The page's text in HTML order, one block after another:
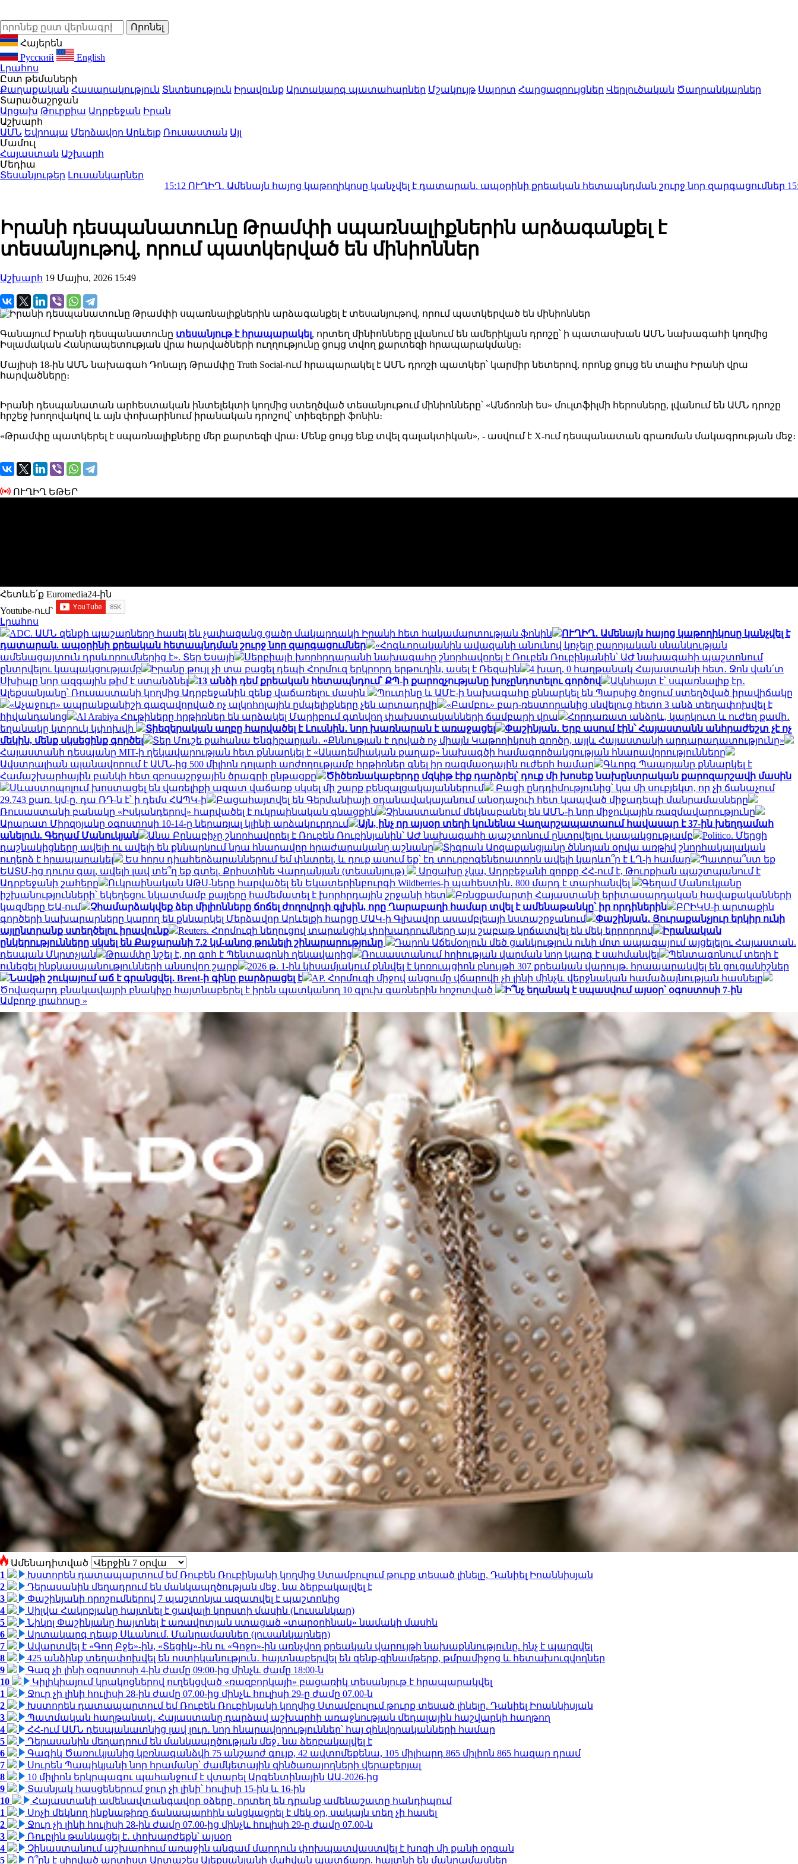
Հայերեն
Русский
English
Լրահոս
Ըստ թեմաների
Քաղաքական Հասարակություն Տնտեսություն Իրավունք Արտակարգ պատահարներ Մշակույթ Սպորտ Հարցազրույցներ Վերլուծական Ծաղրանկարներ
Տարածաշրջան
Արցախ Թուրքիա Ադրբեջան Իրան
Աշխարհ
ԱՄՆ Եվրոպա Մերձավոր Արևելք Ռուսաստան Այլ
Մամուլ
Հայաստան Աշխարհ
Մեդիա
Տեսանյութեր Լուսանկարներ
ՈՒՂԻՂ․ Ամենայն հայոց կաթողիկոսը կանչվել է դատարան. ապօրինի քրեական հետապնդման շուրջ նոր զարգացումներ15:10
Իրանի դեսպանատունը Թրամփի սպառնալիքներին արձագանքել է
տեսանյութով, որում պատկերված են մինիոններ
Աշխարհ 19 Մայիս, 2026 15:49
Գանայում Իրանի դեսպանատունը տեսանյութ է հրապարակել, որտեղ մինիոնները լվանում են ամերիկյան դրոշը՝ ի պատասխան ԱՄՆ նախագահի կողմից
Իսլամական Հանրապետության վրա հարվածների ուղղությունը ցույց տվող քարտեզի հրապարակմանը։
Մայիսի 18-ին ԱՄՆ նախագահ Դոնալդ Թրամփը Truth Social-ում հրապարակել է ԱՄՆ դրոշի պատկեր՝ կարմիր նետերով, որոնք ցույց են տալիս Իրանի վրա
հարվածները։
Իրանի դեսպանատան արհեստական ​​ինտելեկտի կողմից ստեղծված տեսանյութում մինիոնները՝ «Անճոռնի ես» մուլտֆիլմի հերոսները, լվանում են ԱՄՆ դրոշը
հրշեջ խողովակով և այն փոխարինում իրանական դրոշով՝ տիեզերքի ֆոնին։
«Թրամփը պատկերել է սպառնալիքները մեր քարտեզի վրա։ Մենք ցույց ենք տվել գալակտիկան», - ասվում է X-ում դեսպանատան գրառման մակագրության մեջ։
ՈՒՂԻՂ ԵԹԵՐ
Հետևե՛ք Euromedia24-ին
Youtube-ում`
Լրահոս
ADC. ԱՄՆ զենքի պաշարները հասել են չափազանց ցածր մակարդակի Իրանի հետ հակամարտության ֆոնին
ՈՒՂԻՂ․ Ամենայն հայոց կաթողիկոսը կանչվել է
դատարան. ապօրինի քրեական հետապնդման շուրջ նոր զարգացումներ
«Հոգևորականին ավազանի անունով կոչելը բարոյական սնանկության
ամենացայտուն դրսևորումներից է». Տեր Եսայի
Սերբիայի խորհրդարանի նախագահը շնորհավորել է Ռուբեն Ռուբինյանին՝ ԱԺ նախագահի պաշտոնում
ընտրվելու կապակցությամբ
Իրանը թույլ չի տա բացել դեպի Հորմուզ երկրորդ երթուղին, ասել է Ռեզաին
4 խաղ, 0 հաղթանակ Հայաստանի հետ․ Ջոն վան՛տ
Սխիպը նոր ազգային թիմ է ստանձնել
13 անձի դեմ քրեական հետապնդում՝ ՔՊ-ի քարոզչությանը խոչընդոտելու գործով
Ակնհայտ է՝ սպառնալիք էր․
Ալեքսանյանը՝ Ռուսաստանի կողմից Ադրբեջանին զենք վաճառելու մասին
Պուտինը և ԱՄԷ-ի նախագահը քննարկել են Պարսից ծոցում ստեղծված իրավիճակը
«Աչաջուր» ապրանքանիշի գազավորված ոչ ալկոհոլային ըմպելիքները չեն արտադրվի
«Բամբու» բար-ռեստորանից սնվելուց հետո 3 անձ տեղափոխվել է
հիվանդանոց
Al Arabiya Հութիները հրթիռներ են արձակել Մարիբում գտնվող փախստականների ճամբարի վրա
Հորդառատ անձրև, կարկուտ և ուժեղ քամի․
եղանակը կտրուկ կփոխվի
Տիեզերական աղբը հարվածել է Լուսնին․ նոր խառնարան է առաջացել
Փաշինյան․ Երբ ասում էին՝ Հայաստանն անհրաժեշտ չէ ոչ
մեկին, մենք սկսեցինք գործել
Տեր Մուշե քահանա Ենգիբարյան․ «Քննության է դրված ոչ միայն Կաթողիկոսի գործը, այլև Հայաստանի արդարադատությունը»
Հայաստանի դեսպանը MIT-ի ղեկավարության հետ քննարկել է «Ակադեմիական քաղաք» նախագծի համագործակցության հնարավորությունները
Ավստրալիան պլանավորում է ԱՄՆ-ից 500 միլիոն դոլարի արժողությամբ հրթիռներ գնել իր ռազմաօդային ուժերի համար
Գևորգ Պապոյանը քննարկել է
Համաշխարհային բանկի հետ զբոսաշրջային ծրագրի ընթացքը
Ծիծեռնակաբերդը մզկիթ էիք դարձրել՝ դուք մի խոսեք նախընտրական քարոզարշավի մասին
Սևաստոպոլում խոստացել են վառելիքի ազատ վաճառք սկսել մի շարք բենզալցակայաններում
Բացի ընդդիմությունից՝ կա մի սուբյեկտ, որ չի ճանաչում
29.743 քառ. կմ-ը. դա ՌԴ-ն է՝ ի դեմս ՀԱՊԿ-ի
Բացահայտվել են Գերմանիայի օդանավակայանում անօդաչուի հետ կապված միջադեպի մանրամասները
Ռուսաստանի բանակը «Իսկանդերով» հարվածել է ուկրաինական գնացքին
Չինաստանում մեկնաբանել են ԱՄՆ-ի նոր միջուկային ռազմավարությունը
Արարատ Միրզոյանը օգոստոսի 10-14-ը ներառյալ կլինի արձակուրդում
Այն, ինչ որ այսօր տեղի կունենա Վաղարշապատաում հավասար է 37-ին խեղդամահ
անելուն. Գեղամ Մանուկյան
Անա Բրնաբիչը շնորհավորել է Ռուբեն Ռուբինյանին՝ ԱԺ նախագահի պաշտոնում ընտրվելու կապակցությամբ
Politico. Մերցի
դաշնակիցները ավելի ու ավելի են քննարկում նրա հնարավոր հրաժարականը աշնանը
Տիգրան Արզաքանցյանը ծննդյան օրվա առթիվ շնորհակալական
ուղերձ է հրապարակել
Ես հորս դիահերձարաններում եմ փնտրել, և դուք ասում եք՝ էդ տուրբոգեներատորն ավելի կարևո՞ր է ԼՂ-ի համար
Պատրա՞ստ եք
ԵԱՏՄ-ից դուրս գալ, ավելի լավ տե՞ղ եք գտել. Քրիստինե Վարդանյան (տեսանյութ)
Արցախը չկա, Ադրբեջանի զորքը ՀՀ-ում է, Թուրքիան պաշտպանում է
Ադրբեջանի շահերը
Ուկրաինական ԱԹՍ-ները հարվածել են Եկատերինբուրգի Wildberries-ի պահեստին․ 800 մարդ է տարհանվել
Գեղամ Մանուկյանը
իշխանությունների՝ եկեղեցու նկատմամբ քայլերը համեմատել է խորհրդային շրջանի հետ
Բռնցքամարտի Հայաստանի երիտասարդական հավաքականների
կազմերը ԵԱ-ում
Չհամարձակվեք ձեր միլիոնները ճոճել ժողովրդի գլխին, որը Ղարաբաղի համար տվել է ամենաթանկը՝ իր որդիներին
ԲՐԻԿՍ-ի արտաքին
գործերի նախարարները կարող են քննարկել Մերձավոր Արևելքի հարցը ՄԱԿ-ի Գլխավոր ասամբլեայի նստաշրջանում
Փաշինյան․ Յուրաքանչյուր երկիր ունի
այլընտրանք ստեղծելու իրավունք
Reuters. Հորմուզի նեղուցով տարանցիկ փոխադրումները այս շաբաթ կրճատվել են մեկ երրորդով
Իրանական
ընկերությունները սկսել են Քաջարանի 7.2 կմ-անոց թունելի շինարարությունը
Դարոն Աճեմօղլուն մեծ ցանկություն ունի մոտ ապագայում այցելելու Հայաստան.
դեսպան Մկրտչյան
Թրամփը նշել է, որ գոհ է Պենտագոնի ղեկավարից Ռուսաստանում հղիության վարման նոր կարգ է սահմանվել
Պենտագոնում տեղի է
ունեցել ինքնասպանությունների անսովոր շարք
2026 թ. 1-ին կիսամյակում քննվել է կոռուպցիոն բնույթի 307 քրեական վարույթ. հրապարակվել են ցուցանիշներ
Նավթի շուկայում աճ է գրանցվել․ Brent-ի գինը բարձրացել է
AP. Հորմուզի միջով անցումը վճարովի չի լինի մինչև վերջնական համաձայնության հասնելը
Ծովազարդ բնակավայրի բնակիչը հայտնաբերել է իրեն պատկանող 10 գլուխ գառներին հոշոտված
Ի՞նչ եղանակ է սպասվում այսօր՝ օգոստոսի 7-ին
Ամբողջ լրահոսը »
Ամենադիտված
1
Խստորեն դատապարտում եմ Ռուբեն Ռուբինյանի կողմից Ստամբուլում թուրք տեսած լինելը. Դանիել Իոաննիսյան
2
Դերասանին մեղադրում են մանկապղծության մեջ․ նա ձերբակալվել է
3
Փաշինյանի որոշումներով 7 պաշտոնյա ազատվել է պաշտոնից
4
Սիլվա Հակոբյանը հայտնել է ցավալի կորստի մասին (Լուսանկար)
5
Նիկոլ Փաշինյանը հայտնել է առավոտյան ստացած «տարօրինակ» նամակի մասին
6
Արտակարգ դեպք Սևանում. Մանրամասներ (լուսանկարներ)
7
Ավարտվել է «Գող Բջե»-ին, «Տեցիկ»-ին ու «Գոջո»-ին առնչվող քրեական վարույթի նախաքննությունը. ինչ է պարզվել
8
425 անձինք տեղափոխվել են ոստիկանություն․ հայտնաբերվել են զենք-զինամթերք, թմրամիջոց և հետախուզվողներ
9
Գազ չի լինի օգոստոսի 4-ին ժամը 09:00-ից մինչև ժամը 18:00-ն
10
Կիլիկիայում կրակոցներով ուղեկցված «ռազբորկայի» բացառիկ տեսանյութ է հրապարակվել
1
Ջուր չի լինի հուլիսի 28-ին ժամը 07.00-ից մինչև հուլիսի 29-ը ժամը 07.00-ն
2
Խստորեն դատապարտում եմ Ռուբեն Ռուբինյանի կողմից Ստամբուլում թուրք տեսած լինելը. Դանիել Իոաննիսյան
3
Պատմական հաղթանակ․ Հայաստանը դարձավ աշխարհի առաջնության մեդալային հաշվարկի հաղթող
4
ՀՀ-ում ԱՄՆ դեսպանատնից լավ լուր․ նոր հնարավորություններ՝ հայ զինվորականների համար
5
Դերասանին մեղադրում են մանկապղծության մեջ․ նա ձերբակալվել է
6
Գագիկ Ծառուկյանից կբռնագանձվի 75 անշարժ գույք, 42 ավտոմեքենա, 105 միլիարդ 865 միլիոն 865 հազար դրամ
7
Սուրեն Պապիկյանի նոր հրամանը՝ ժամկետային զինծառայողների վերաբերյալ
8
10 միլիոն երկրպագու պահանջում է վտարել Արգենտինային ԱԱ-2026-ից
9
Տասնյակ հասցեներում ջուր չի լինի՝ հուլիսի 15-ին և 16-ին
10
Հայաստանի ամենավտանգավոր օձերը. որտեղ են դրանք ամենաշատը հանդիպում
1
Սոչի մեկնող ինքնաթիռը ճանապարհին անցկացրել է մեկ օր, սակայն տեղ չի հասել
2
Ջուր չի լինի հուլիսի 28-ին ժամը 07.00-ից մինչև հուլիսի 29-ը ժամը 07.00-ն
3
Ռուբլին թանկացել է․ փոխարժեքն՝ այսօր
4
Չինաստանում աշխարհում առաջին անգամ մարդուն փոխպատվաստվել է խոզի մի քանի օրգան
5
Ո՞րն է սիրված արտիստ Արտաշես Ալեքսանյանի մահվան պատճառը. հայտնի են մանրամասներ